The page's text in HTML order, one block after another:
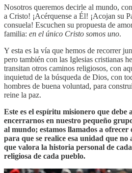
Nosotros queremos decirle al mundo,
a Cristo! ¡Acérquense a Él! ¡Acojan su
consuela! Escuchen su propuesta de
familia: en el único Cristo somos uno.
Y esta es la vía que hemos de recorrer
pero también con las Iglesias cristianas
transitan otros caminos religiosos, con
inquietud de la búsqueda de Dios, con
hombres de buena voluntad, para
reine la paz.
Este es el espíritu misionero que debe
encerrarnos en nuestro pequeño
al mundo; estamos llamados a ofrecer
para que se realice esa unidad que no
que valora la historia personal de
religiosa de cada pueblo.